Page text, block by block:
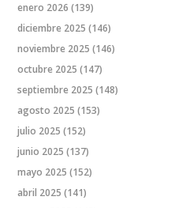
enero 2026 (139)
diciembre 2025 (146)
noviembre 2025 (146)
octubre 2025 (147)
septiembre 2025 (148)
agosto 2025 (153)
julio 2025 (152)
junio 2025 (137)
mayo 2025 (152)
abril 2025 (141)